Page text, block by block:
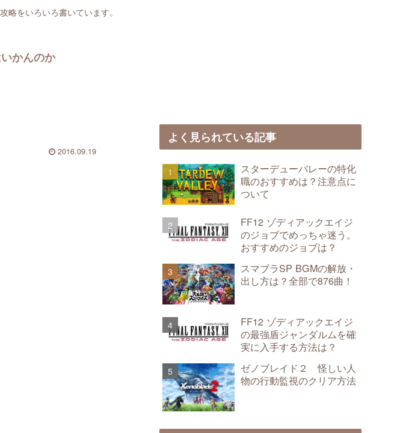
略をいろいろ書いています。
かんのか
2016.09.19
よく見られている記事
スターデューバレーの特化
職のおすすめは？注意点に
ついて
FF12 ゾディアックエイジ
のジョブでめっちゃ迷う。
おすすめのジョブは？
スマブラSP BGMの解放・
出し方は？全部で876曲！
FF12 ゾディアックエイジ
の最強盾ジャンダルムを確
実に入手する方法は？
ゼノブレイド２ 怪しい人
物の行動監視のクリア方法